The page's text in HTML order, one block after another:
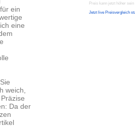
Preis kann jetzt höher sein
Jetzt live Preisvergleich
ein
eine
weich,
Da der